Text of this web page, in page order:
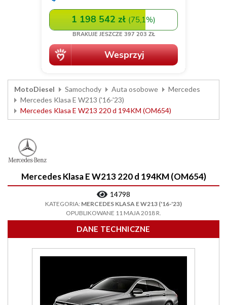
MotoDiesel Samochody Auta osobowe
Mercedes
Mercedes Klasa E W213 ('16-'23)
Mercedes Klasa E W213 220 d 194KM (OM654)
Mercedes Klasa E W213 220 d 194KM (OM654)
14798
KATEGORIA: MERCEDES KLASA E W213 ('16-'23)
OPUBLIKOWANE 11 MAJA 2018 R.
DANE TECHNICZNE